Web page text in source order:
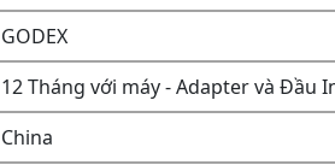
GODEX
12 Tháng với máy - Adapter và Đầu
China